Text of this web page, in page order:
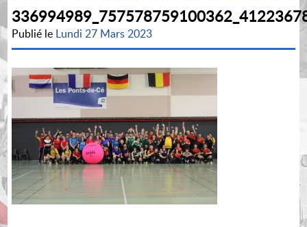
Publié le Lundi 27 Mars 2023